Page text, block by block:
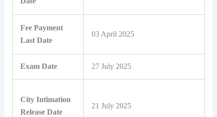
Fee Payment
Last Date
03 April 2025
Exam Date 27 July 2025
City Intimation
Release Date
21 July 2025